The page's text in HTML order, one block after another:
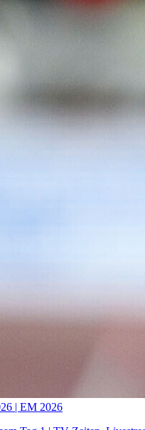
| EM 2026